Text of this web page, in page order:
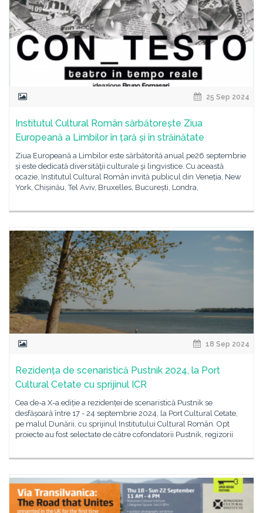
25 Sep 2024
Institutul Cultural Român sărbătorește Ziua
Europeană a Limbilor în țară și în străinătate
Ziua Europeană a Limbilor este sărbătorită anual pe26 septembrie
și este dedicată diversităţii culturale şi lingvistice. Cu această
ocazie, Institutul Cultural Român invită publicul din Veneția, New
York, Chișinău, Tel Aviv, Bruxelles, București, Londra,
18 Sep 2024
Rezidența de scenaristică Pustnik 2024, la Port
Cultural Cetate cu sprijinul ICR
Cea de-a X-a ediție a rezidenței de scenaristică Pustnik se
desfășoară între 17 - 24 septembrie 2024, la Port Cultural Cetate,
pe malul Dunării, cu sprijinul Institutului Cultural Român. Opt
proiecte au fost selectate de către cofondatorii Pustnik, regizorii